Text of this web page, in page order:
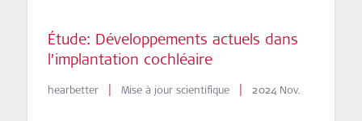
Étude: Développements actuels dans
l’implantation cochléaire
hearbetter | Mise à jour scientifique | 2024 Nov.